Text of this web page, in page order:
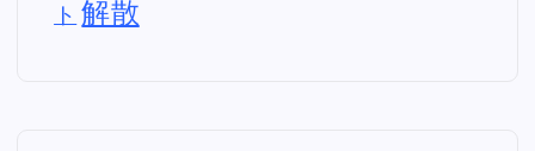
ト 解散